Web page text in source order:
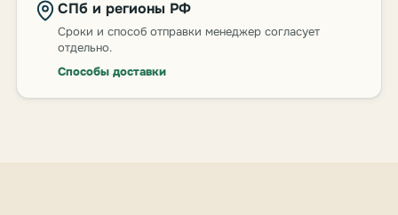
СПб и регионы РФ
Сроки и способ отправки менеджер согласует
отдельно.
Способы доставки